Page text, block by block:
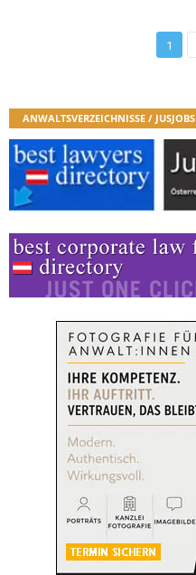
1
ANWALTSVERZEICHNISSE / JUSJOBS